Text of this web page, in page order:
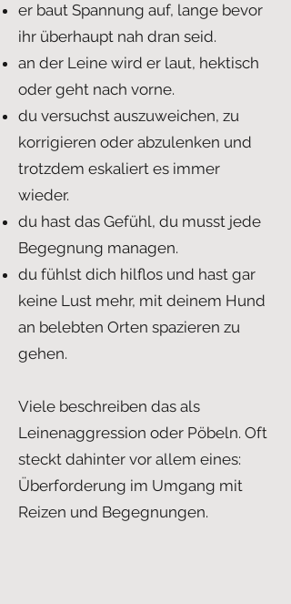
er baut Spannung auf, lange bevor
ihr überhaupt nah dran seid.
an der Leine wird er laut, hektisch
oder geht nach vorne.
du versuchst auszuweichen, zu
korrigieren oder abzulenken und
trotzdem eskaliert es immer
wieder.
du hast das Gefühl, du musst jede
Begegnung managen.
du fühlst dich hilflos und hast gar
keine Lust mehr, mit deinem Hund
an belebten Orten spazieren zu
gehen.
Viele beschreiben das als
Leinenaggression oder Pöbeln. Oft
steckt dahinter vor allem eines:
Überforderung im Umgang mit
Reizen und Begegnungen.